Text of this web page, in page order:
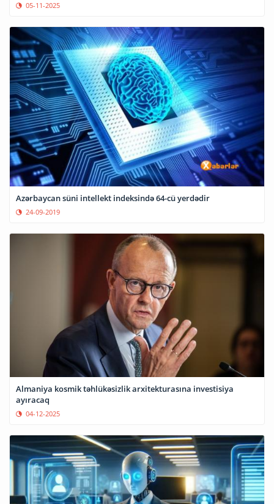
05-11-2025
Azərbaycan süni intellekt indeksində 64-cü yerdədir
24-09-2019
Almaniya kosmik təhlükəsizlik arxitekturasına investisiya
ayıracaq
04-12-2025